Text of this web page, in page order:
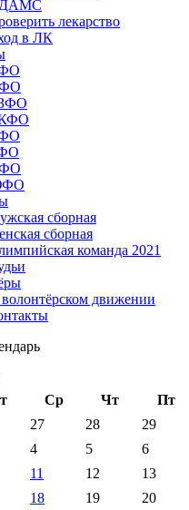
лекарство
в ЛК
сборная
сборная
команда 2021
движении
Ср Чт Пт
27 28 29
4 5 6
11 12 13
18 19 20